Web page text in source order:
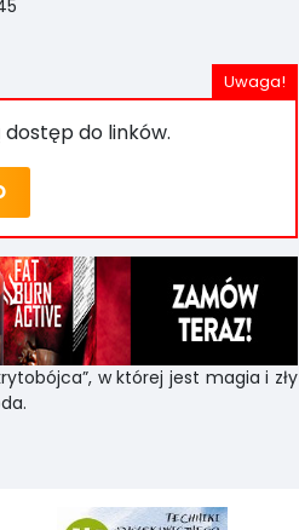
do linków.
w której jest magia i zły